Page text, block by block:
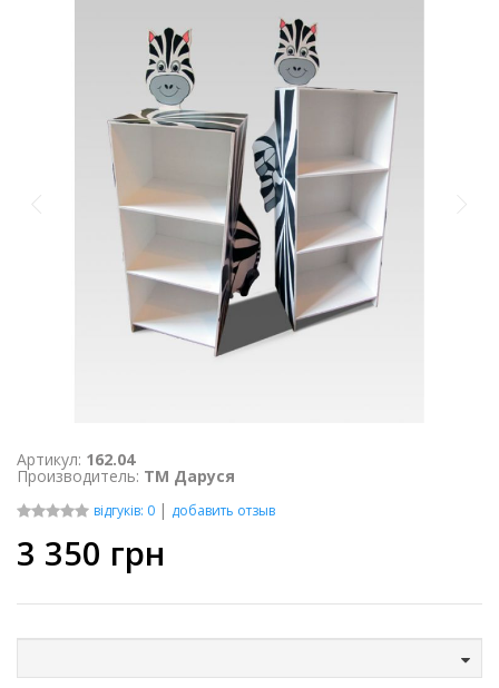
Артикул: 162.04
Производитель: ТМ Даруся
відгуків: 0 | добавить отзыв
3 350 грн